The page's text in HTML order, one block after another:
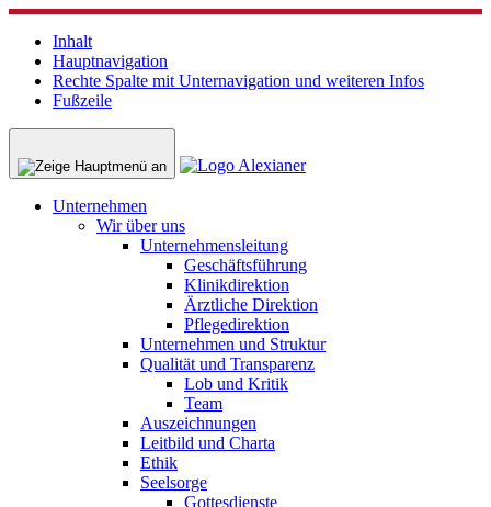
Inhalt
Hauptnavigation
Rechte Spalte mit Unternavigation und weiteren Infos
Fußzeile
Unternehmen
Wir über uns
Unternehmensleitung
Geschäftsführung
Klinikdirektion
Ärztliche Direktion
Pflegedirektion
Unternehmen und Struktur
Qualität und Transparenz
Lob und Kritik
Team
Auszeichnungen
Leitbild und Charta
Ethik
Seelsorge
Gottesdienste